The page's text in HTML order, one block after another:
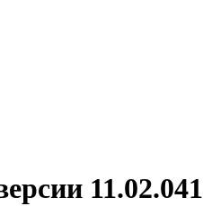
11.02.041